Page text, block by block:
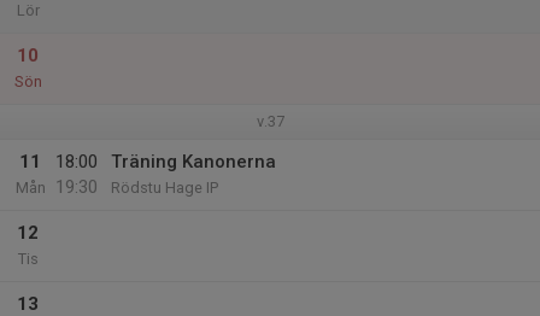
Lör
10
Sön
v.37
11
Mån
18:00
19:30
Träning Kanonerna
Rödstu Hage IP
12
Tis
13